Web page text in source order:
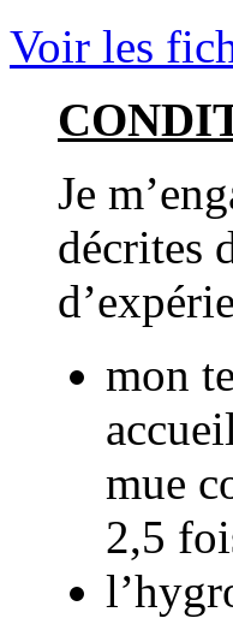
Voir les
Je
décrites
mon
mue
2,5